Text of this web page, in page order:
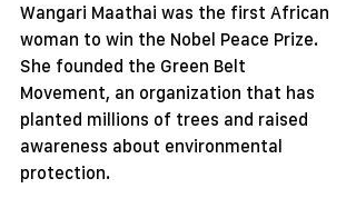
Wangari Maathai was the first African
woman to win the Nobel Peace Prize.
She founded the Green Belt
Movement, an organization that has
planted millions of trees and raised
awareness about environmental
protection.